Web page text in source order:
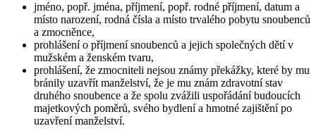
jméno, popř. jména, příjmení, popř. rodné příjmení, datum a
místo narození, rodná čísla a místo trvalého pobytu snoubenců
a zmocněnce,
prohlášení o příjmení snoubenců a jejich společných dětí v
mužském a ženském tvaru,
prohlášení, že zmocniteli nejsou známy překážky, které by mu
bránily uzavřít manželství, že je mu znám zdravotní stav
druhého snoubence a že spolu zvážili uspořádání budoucích
majetkových poměrů, svého bydlení a hmotné zajištění po
uzavření manželství.